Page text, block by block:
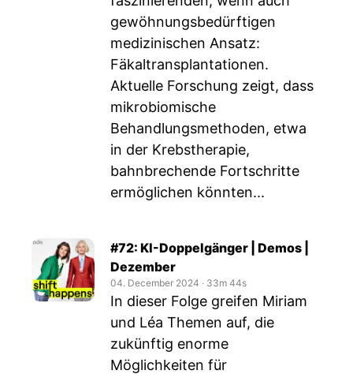
gewöhnungsbedürftigen
medizinischen Ansatz:
Fäkaltransplantationen.
Aktuelle Forschung zeigt, dass
mikrobiomische
Behandlungsmethoden, etwa
in der Krebstherapie,
bahnbrechende Fortschritte
ermöglichen könnten...
#72: KI-Doppelgänger | Demos |
Dezember
04. December 2024 ‧ 33m 44s
In dieser Folge greifen Miriam
und Léa Themen auf, die
zukünftig enorme
Möglichkeiten für